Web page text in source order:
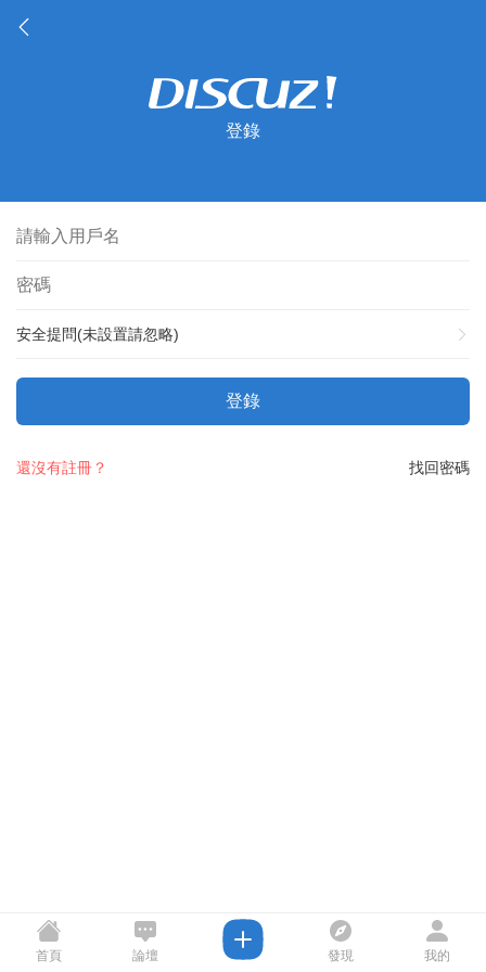
登錄
安全提問(未設置請忽略)
登錄
找回密碼
還沒有註冊？
首頁 論壇 發現 我的